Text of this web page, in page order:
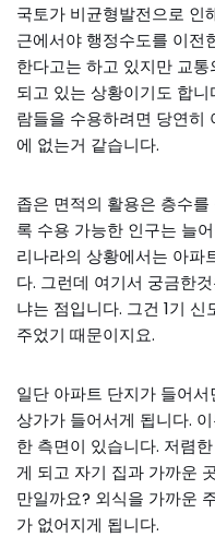
국토가 비균형발전으로 인
근에서야 행정수도를 이전
한다고는 하고 있지만 교
되고 있는 상황이기도 합
람들을 수용하려면 당연히
에 없는거 같습니다.
좁은 면적의 활용은 층수
록 수용 가능한 인구는 늘
리나라의 상황에서는 아파
다. 그런데 여기서 궁금한
냐는 점입니다. 그건 1기
주었기 때문이지요.
일단 아파트 단지가 들어
상가가 들어서게 됩니다.
한 측면이 있습니다. 저렴
게 되고 자기 집과 가까운
만일까요? 외식을 가까운
가 없어지게 됩니다.